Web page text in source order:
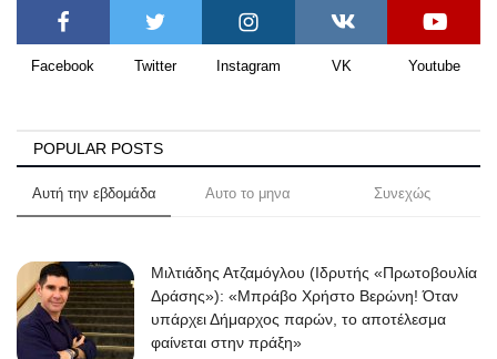
Facebook Twitter Instagram VK Youtube
POPULAR POSTS
Αυτή την εβδομάδα Αυτο το μηνα Συνεχώς
Μιλτιάδης Ατζαμόγλου (Ιδρυτής «Πρωτοβουλία
Δράσης»): «Μπράβο Χρήστο Βερώνη! Όταν
υπάρχει Δήμαρχος παρών, το αποτέλεσμα
φαίνεται στην πράξη»